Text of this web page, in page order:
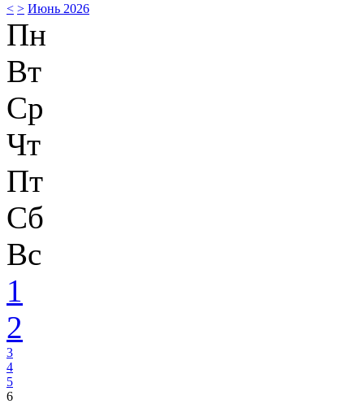
< > Июнь 2026
Пн
Вт
Ср
Чт
Пт
Сб
Вс
1
2
3
4
5
6